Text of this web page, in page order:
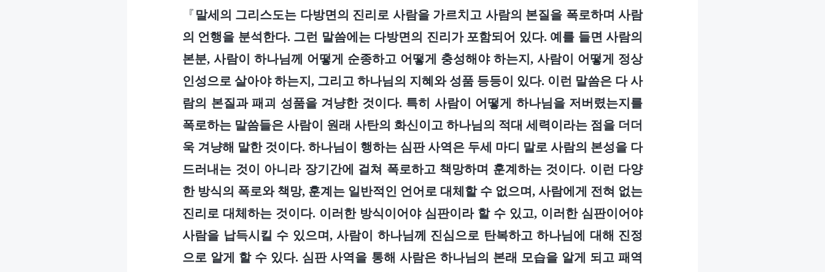
『 말세의 그리스도는 다방면의 진리로 사람을 가르치고 사람의 본질을 폭로하며 사람
의 언행을 분석한다. 그런 말씀에는 다방면의 진리가 포함되어 있다. 예를 들면 사람의
본분, 사람이 하나님께 어떻게 순종하고 어떻게 충성해야 하는지, 사람이 어떻게 정상
인성으로 살아야 하는지, 그리고 하나님의 지혜와 성품 등등이 있다. 이런 말씀은 다 사
람의 본질과 패괴 성품을 겨냥한 것이다. 특히 사람이 어떻게 하나님을 저버렸는지를
폭로하는 말씀들은 사람이 원래 사탄의 화신이고 하나님의 적대 세력이라는 점을 더더
욱 겨냥해 말한 것이다. 하나님이 행하는 심판 사역은 두세 마디 말로 사람의 본성을 다
드러내는 것이 아니라 장기간에 걸쳐 폭로하고 책망하며 훈계하는 것이다. 이런 다양
한 방식의 폭로와 책망, 훈계는 일반적인 언어로 대체할 수 없으며, 사람에게 전혀 없는
진리로 대체하는 것이다. 이러한 방식이어야 심판이라 할 수 있고, 이러한 심판이어야
사람을 납득시킬 수 있으며, 사람이 하나님께 진심으로 탄복하고 하나님에 대해 진정
으로 알게 할 수 있다. 심판 사역을 통해 사람은 하나님의 본래 모습을 알게 되고 패역